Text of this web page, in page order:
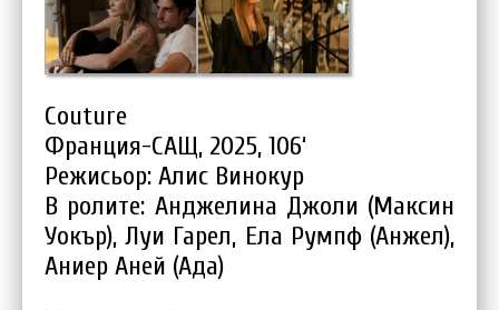
Couture
Франция-САЩ, 2025, 106‘
Режисьор: Алис Винокур
В ролите: Анджелина Джоли (Максин
Уокър), Луи Гарел, Ела Румпф (Анжел),
Аниер Аней (Ада)